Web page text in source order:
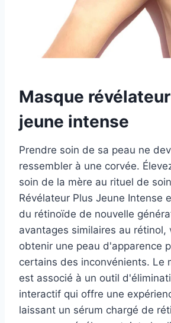
Masque
jeune intense
Prendre soin de sa peau ne
ressembler à une corvée.
soin de la mère au rituel de
Révélateur Plus Jeune Intense
du rétinoïde de nouvelle
avantages similaires au rétinol,
obtenir une peau d'apparence
certains des inconvénients. Le
est associé à un outil
interactif qui offre une
laissant un sérum chargé de